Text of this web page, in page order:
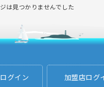
は見つかりませんでした
グイン 加盟店ログ